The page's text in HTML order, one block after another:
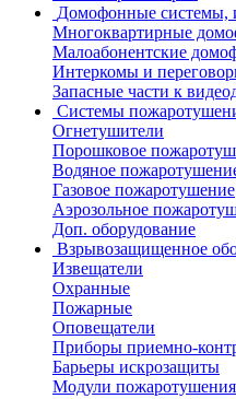
Домофонные системы,
Многоквартирные
Малоабонентские
Интеркомы и
Запасные части к
Системы
Огнетушители
Порошковое
Водяное
Газовое пожаротушение
Аэрозольное
Доп. оборудование
Взрывозащищенное
Извещатели
Охранные
Пожарные
Оповещатели
Приборы приемно-
Барьеры искрозащиты
Модули пожаротушения